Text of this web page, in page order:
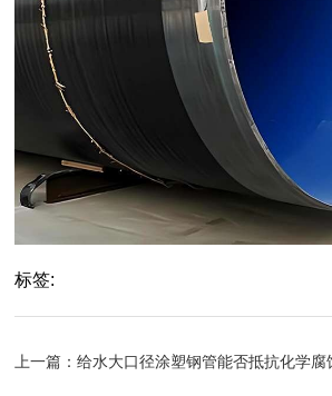
标签:
上一篇：给水大口径涂塑钢管能否抵抗化学腐